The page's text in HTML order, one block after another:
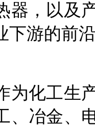
器，以及
下游的前
为化工生
、冶金、